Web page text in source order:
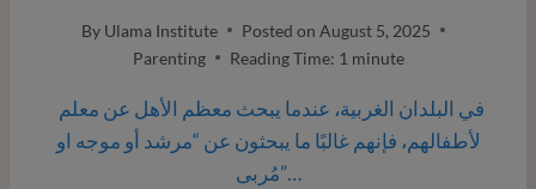
By Ulama Institute Posted on August 5, 2025
Parenting
Reading Time: 1 minute
لأطفالهم، فإنهم غالبًا ما يبحثون عن “مرشد أو موجه او
مُربى”…